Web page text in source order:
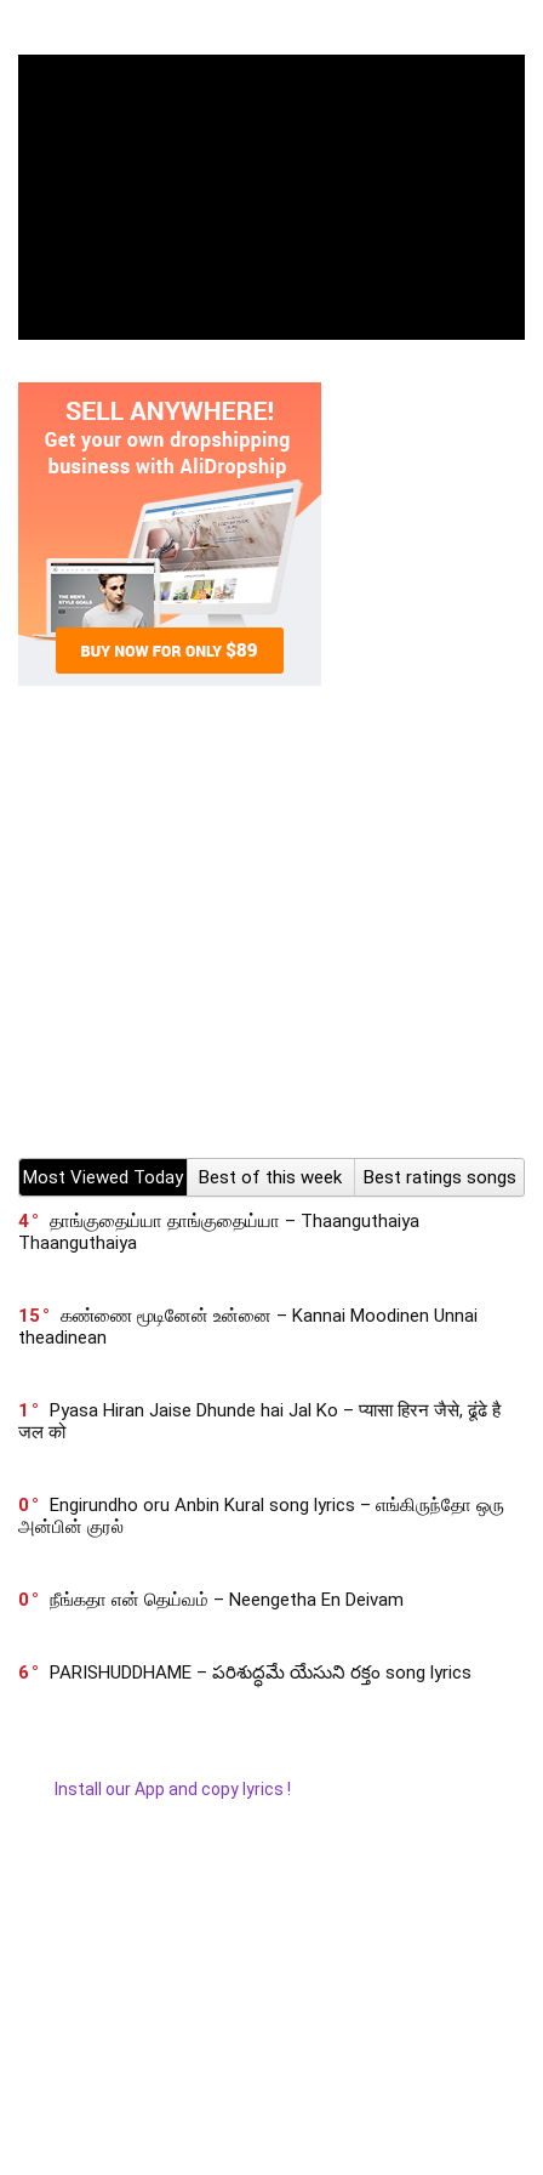
Most Viewed Today Best of this week
Best ratings songs
4
தாங்குதைய்யா தாங்குதைய்யா – Thaanguthaiya
Thaanguthaiya
15
கண்ணை மூடினேன் உன்னை – Kannai Moodinen Unnai
theadinean
1
Pyasa Hiran Jaise Dhunde hai Jal Ko – प्यासा हिरन जैसे, ढूंढे है
जल को
0
Engirundho oru Anbin Kural song lyrics – எங்கிருந்தோ ஒரு
அன்பின் குரல்
0 நீங்கதா என் தெய்வம் – Neengetha En Deivam
6 PARISHUDDHAME – పరిశుద్ధమే యేసుని రక్తం song lyrics
Install our App and copy lyrics !